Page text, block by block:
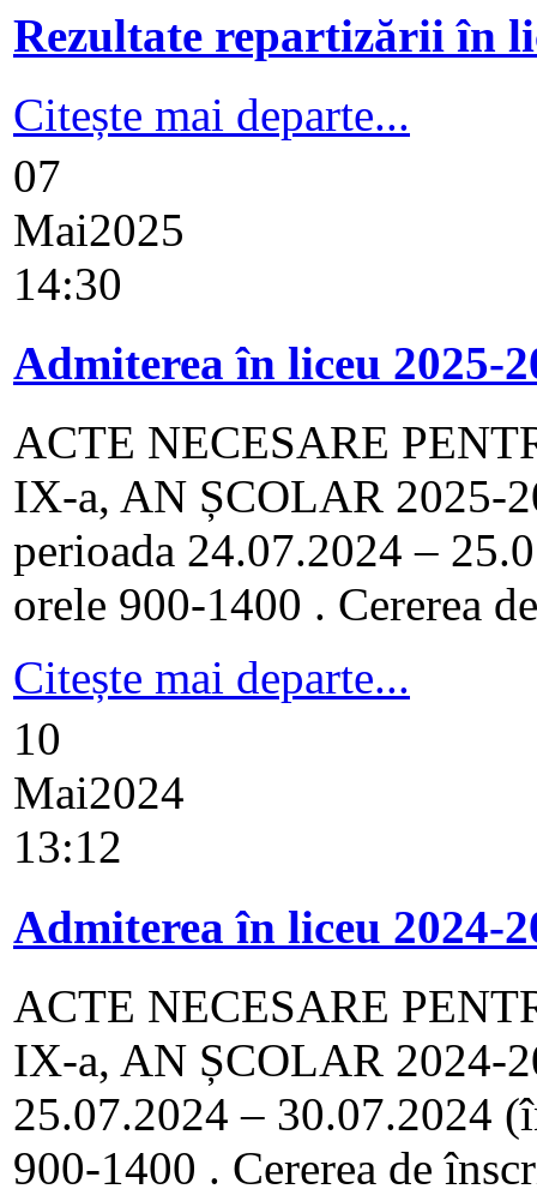
Rezultate repartizării în
Citește mai departe...
07
Mai2025
14:30
Admiterea în liceu 2025-
ACTE NECESARE
IX-a, AN ȘCOLAR 2025-
perioada 24.07.2024 –
orele 900-1400 . Cererea
Citește mai departe...
10
Mai2024
13:12
Admiterea în liceu 2024-
ACTE NECESARE
IX-a, AN ȘCOLAR 2024-
25.07.2024 – 30.07.2024
900-1400 . Cererea de